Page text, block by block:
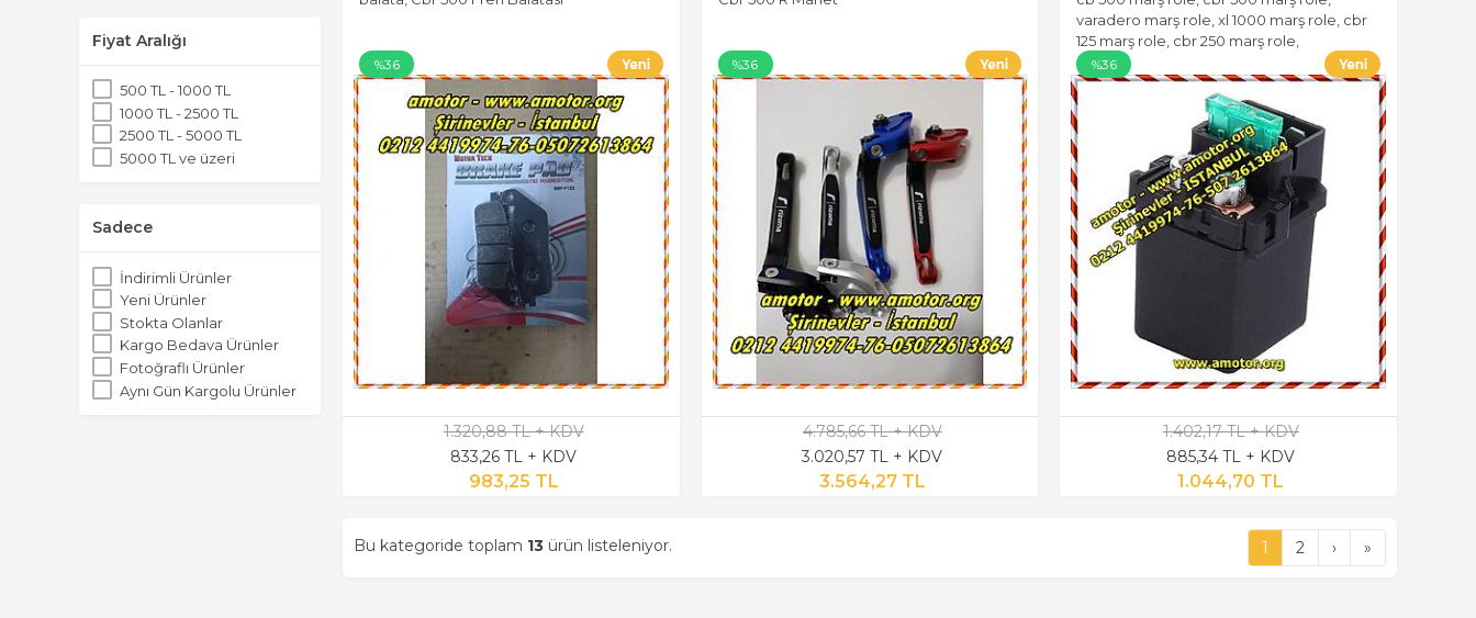
Fiyat Aralığı
500 TL - 1000 TL
1000 TL - 2500 TL
2500 TL - 5000 TL
5000 TL ve üzeri
Sadece
İndirimli Ürünler
Yeni Ürünler
Stokta Olanlar
Kargo Bedava Ürünler
Fotoğraflı Ürünler
Aynı Gün Kargolu Ürünler
%36
1.320,88 TL + KDV
833,26 TL + KDV
983,25 TL
%36
4.785,66 TL + KDV
3.020,57 TL + KDV
3.564,27 TL
varadero marş role, xl 1000 marş role, cbr
125 marş role, cbr 250 marş role,
%36
1.402,17 TL + KDV
885,34 TL + KDV
1.044,70 TL
Bu kategoride toplam 13 ürün listeleniyor. 1 2 › »